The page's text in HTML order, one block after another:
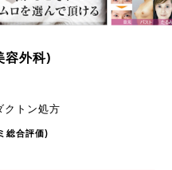
容外科)
クトン処方
総合評価)